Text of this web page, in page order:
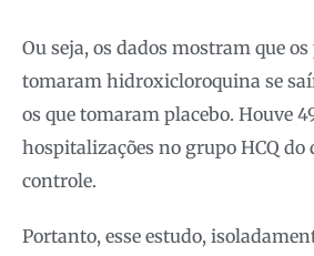
Ou seja, os dados mostram que
tomaram hidroxicloroquina se
os que tomaram placebo. Houve
hospitalizações no grupo HCQ do
controle.
Portanto, esse estudo,